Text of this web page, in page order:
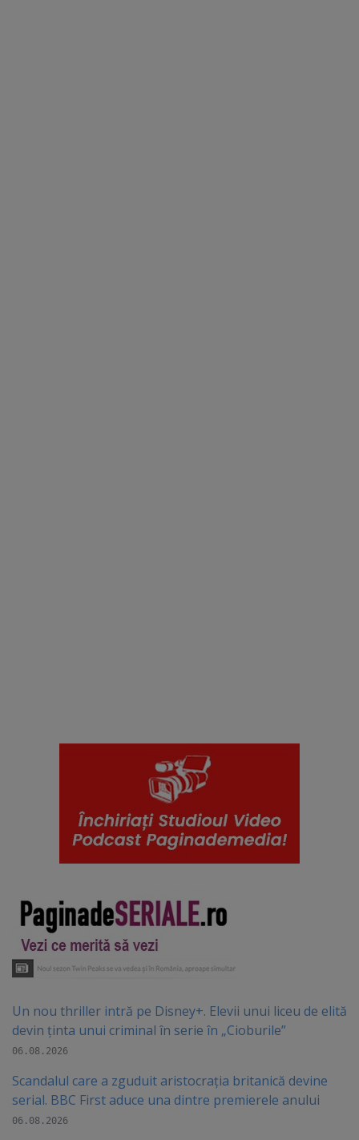
Un nou thriller intră pe Disney+. Elevii unui liceu de elită
devin ținta unui criminal în serie în „Cioburile”
06.08.2026
Scandalul care a zguduit aristocrația britanică devine
serial. BBC First aduce una dintre premierele anului
06.08.2026